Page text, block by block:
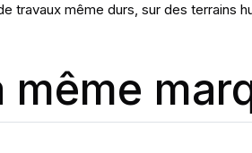
travaux même durs, sur des terrains
même